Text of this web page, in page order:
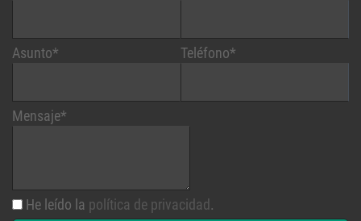
Asunto* Teléfono*
Mensaje*
He leído la política de privacidad.